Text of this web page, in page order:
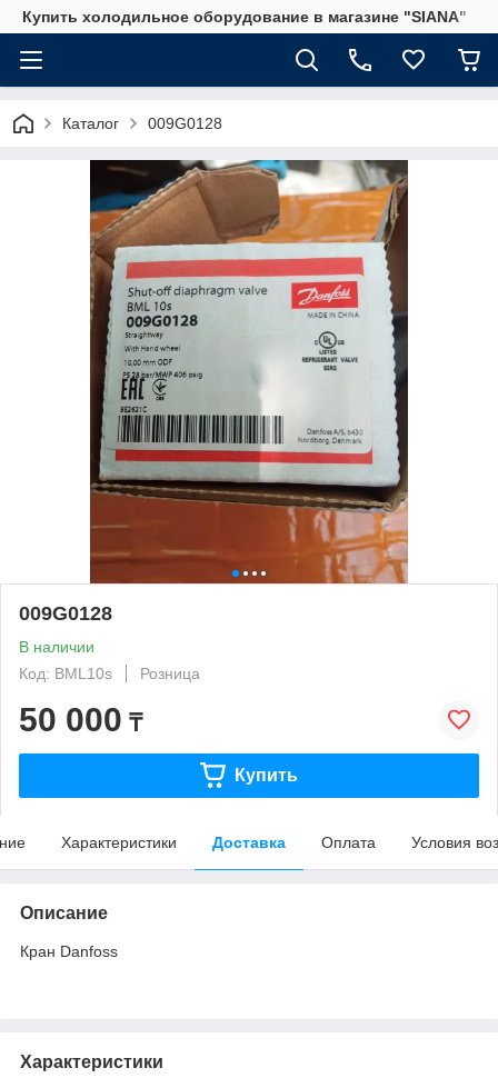
Купить холодильное оборудование в магазине "SIANA"
Каталог 009G0128
009G0128
В наличии
Код: BML10s
Розница
50 000 ₸
Купить
Характеристики Доставка Оплата Условия
Описание
Кран Danfoss
Характеристики